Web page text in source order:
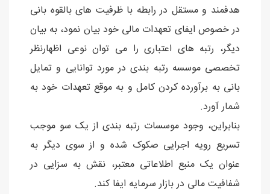
هدفمند و مستقل در رابطه با ظرفیت های بالقوه بانی
در خصوص ایفای تعهدات مالی خود بیان نمود، به بیان
دیگر، رتبه های اعتباری را می توان نوعی اظهارنظر
تخصصی موسسه رتبه بندی در مورد توانایی و تمایل
بانی به برآورده کردن کامل و به موقع تعهدات خود به
شمار آورد.
بنابراین، وجود موسسات رتبه بندی از یک سو موجب
تسریع رویه اجرایی صکوک شده و از سوی دیگر به
عنوان یک منبع اطلاعاتی معتبر، نقش به سزایی در
شفافیت مالی در بازار سرمایه ایفا کند.